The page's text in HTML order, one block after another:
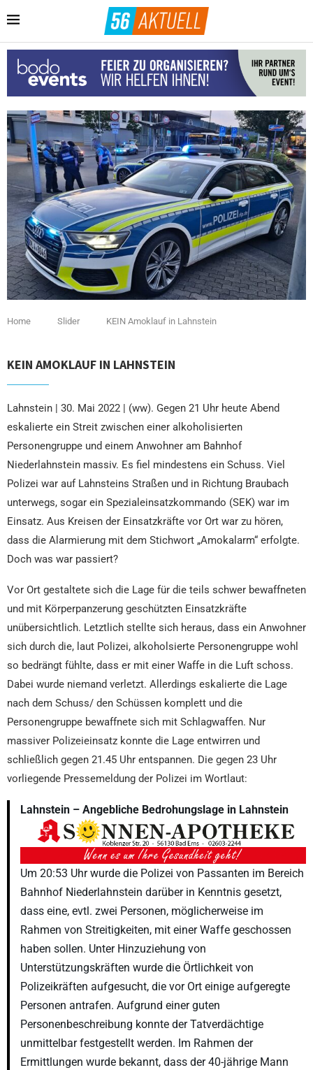
Home Slider KEIN Amoklauf in Lahnstein
KEIN AMOKLAUF IN LAHNSTEIN
Lahnstein | 30. Mai 2022 | (ww). Gegen 21 Uhr heute Abend
eskalierte ein Streit zwischen einer alkoholisierten
Personengruppe und einem Anwohner am Bahnhof
Niederlahnstein massiv. Es fiel mindestens ein Schuss. Viel
Polizei war auf Lahnsteins Straßen und in Richtung Braubach
unterwegs, sogar ein Spezialeinsatzkommando (SEK) war im
Einsatz. Aus Kreisen der Einsatzkräfte vor Ort war zu hören,
dass die Alarmierung mit dem Stichwort „Amokalarm“ erfolgte.
Doch was war passiert?
Vor Ort gestaltete sich die Lage für die teils schwer bewaffneten
und mit Körperpanzerung geschützten Einsatzkräfte
unübersichtlich. Letztlich stellte sich heraus, dass ein Anwohner
sich durch die, laut Polizei, alkoholsierte Personengruppe wohl
so bedrängt fühlte, dass er mit einer Waffe in die Luft schoss.
Dabei wurde niemand verletzt. Allerdings eskalierte die Lage
nach dem Schuss/ den Schüssen komplett und die
Personengruppe bewaffnete sich mit Schlagwaffen. Nur
massiver Polizeieinsatz konnte die Lage entwirren und
schließlich gegen 21.45 Uhr entspannen. Die gegen 23 Uhr
vorliegende Pressemeldung der Polizei im Wortlaut:
Lahnstein – Angebliche Bedrohungslage in Lahnstein
Um 20:53 Uhr wurde die Polizei von Passanten im Bereich
Bahnhof Niederlahnstein darüber in Kenntnis gesetzt,
dass eine, evtl. zwei Personen, möglicherweise im
Rahmen von Streitigkeiten, mit einer Waffe geschossen
haben sollen. Unter Hinzuziehung von
Unterstützungskräften wurde die Örtlichkeit von
Polizeikräften aufgesucht, die vor Ort einige aufgeregte
Personen antrafen. Aufgrund einer guten
Personenbeschreibung konnte der Tatverdächtige
unmittelbar festgestellt werden. Im Rahmen der
Ermittlungen wurde bekannt, dass der 40-jährige Mann